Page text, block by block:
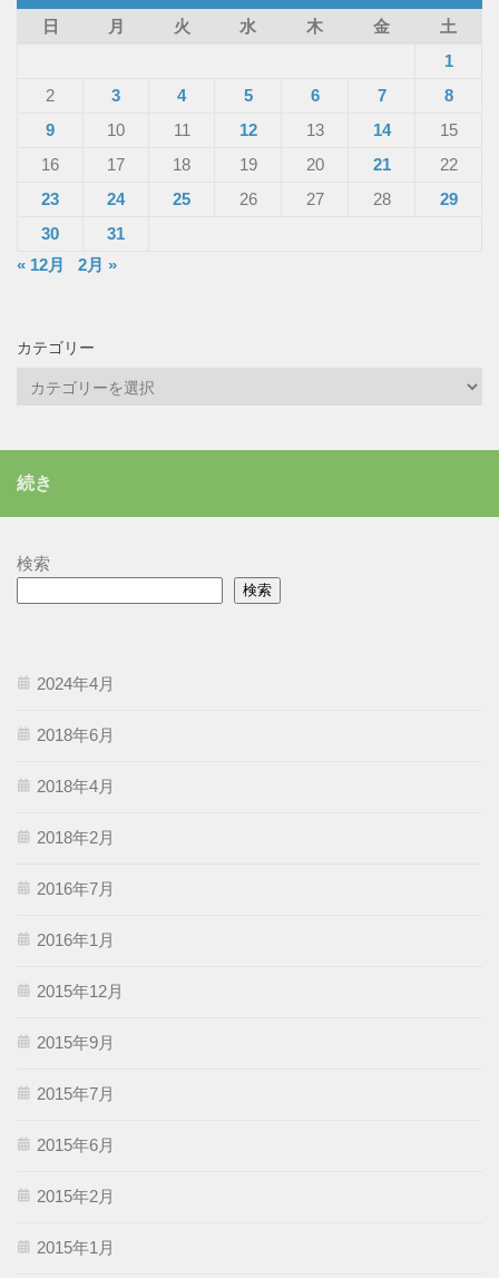
日
月 火 水 木 金
土
1
2
3 4 5 6 7
8
9
10 11 12 13 14
15
16
17 18 19 20 21
22
23
24 25 26 27 28
29
30
31
« 12月
2月 »
カテゴリー
ー
続き
検索
検索
2024年4月
2018年6月
2018年4月
2018年2月
2016年7月
2016年1月
2015年12月
2015年9月
2015年7月
2015年6月
2015年2月
2015年1月